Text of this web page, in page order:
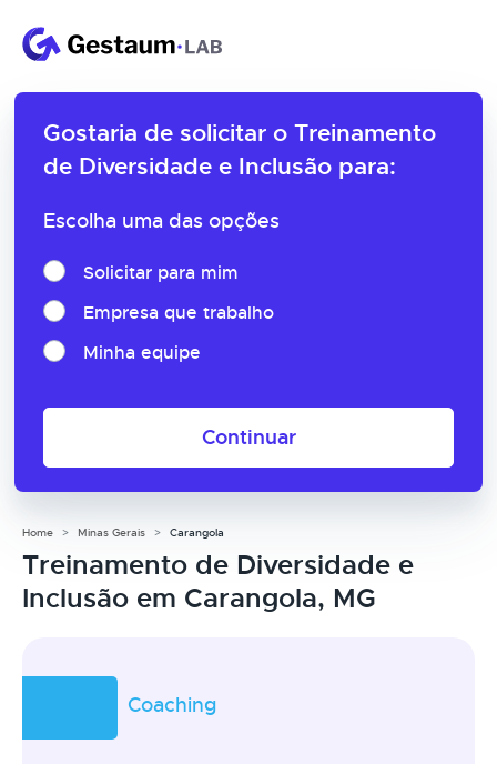
Gostaria de solicitar o Treinamento
de Diversidade e Inclusão para:
Escolha uma das opções
Solicitar para mim
Empresa que trabalho
Minha equipe
Continuar
Home Minas Gerais Carangola
Treinamento de Diversidade e
Inclusão em Carangola, MG